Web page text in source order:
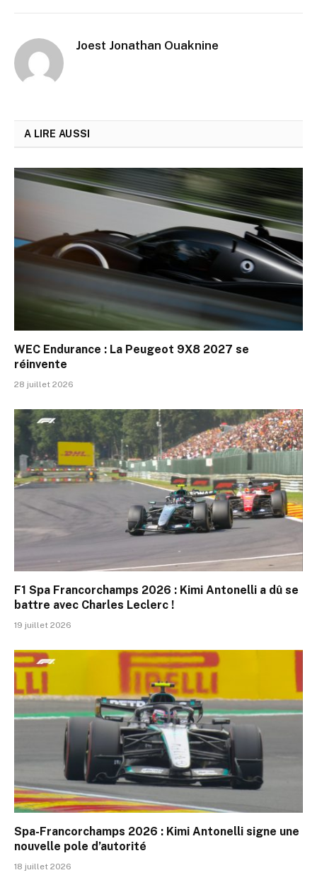
Joest Jonathan Ouaknine
A LIRE AUSSI
WEC Endurance : La Peugeot 9X8 2027 se
réinvente
28 juillet 2026
F1 Spa Francorchamps 2026 : Kimi Antonelli a dû se
battre avec Charles Leclerc !
19 juillet 2026
Spa-Francorchamps 2026 : Kimi Antonelli signe une
nouvelle pole d’autorité
18 juillet 2026